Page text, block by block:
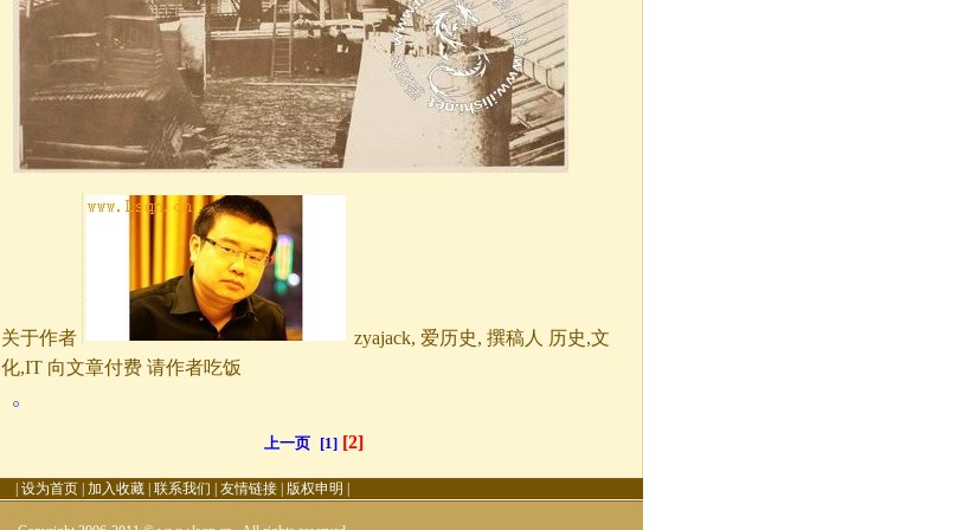
关于作者
zyajack, 爱历史, 撰稿人 历史,文
化,IT 向文章付费 请作者吃饭
上一页 [1] [2]
设为首页| 加入收藏| 联系我们 友情链接| 版权申明